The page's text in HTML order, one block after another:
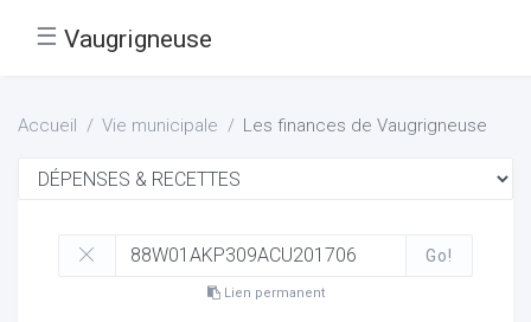
☰ Vaugrigneuse
Accueil Vie municipale Les finances de Vaugrigneuse
Go!
Lien permanent